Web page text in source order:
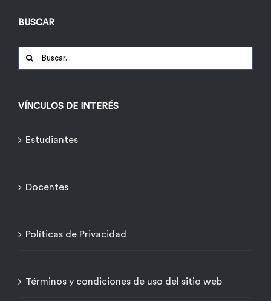
BUSCAR
Buscar:
VÍNCULOS DE INTERÉS
Estudiantes
Docentes
Políticas de Privacidad
Términos y condiciones de uso del sitio web